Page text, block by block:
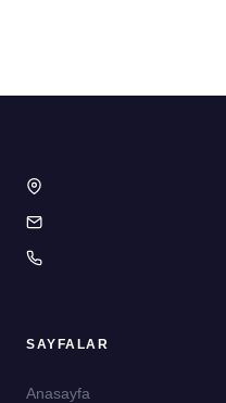
SAYFALAR
Anasayfa